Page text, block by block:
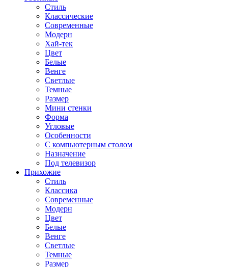
Стиль
Классические
Современные
Модерн
Хай-тек
Цвет
Белые
Венге
Светлые
Темные
Размер
Мини стенки
Форма
Угловые
Особенности
С компьютерным столом
Назначение
Под телевизор
Прихожие
Стиль
Классика
Современные
Модерн
Цвет
Белые
Венге
Светлые
Темные
Размер